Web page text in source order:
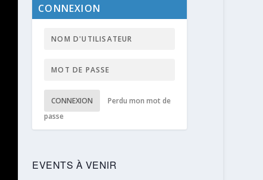
CONNEXION
CONNEXION
Perdu mon mot de
passe
EVENTS À VENIR